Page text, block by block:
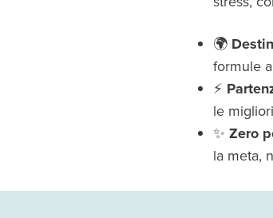
🌍
formule
⚡
le migliori
✨ Zero
la meta,